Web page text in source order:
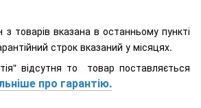
з товарів вказана в останньому пункті
строк вказаний у місяцях.
відсутня то товар поставляється
про гарантію.